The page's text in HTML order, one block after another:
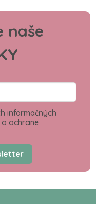
naše
informačných
o ochrane